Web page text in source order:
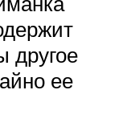
другое
ее